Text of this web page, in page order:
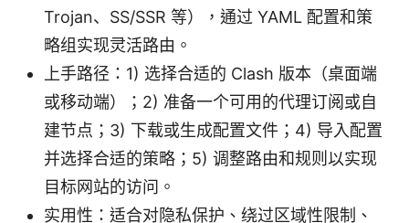
Trojan、SS/SSR 等），通过 YAML 配置和策
略组实现灵活路由。
上手路径：1) 选择合适的 Clash 版本（桌面端
或移动端）；2) 准备一个可用的代理订阅或自
建节点；3) 下载或生成配置文件；4) 导入配置
并选择合适的策略；5) 调整路由和规则以实现
目标网站的访问。
实用性：适合对隐私保护、绕过区域性限制、